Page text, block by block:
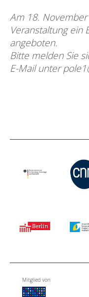
Am 18.
Veranstaltung ein
angeboten.
Bitte melden Sie
E-Mail unter
Mitglied von